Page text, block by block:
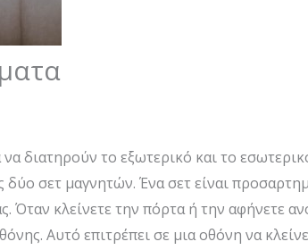
διατηρούν το εξωτερικό και το
σετ μαγνητών. Ένα σετ είναι
Όταν κλείνετε την πόρτα ή την αφήνετε
Αυτό επιτρέπει σε μια οθόνη να